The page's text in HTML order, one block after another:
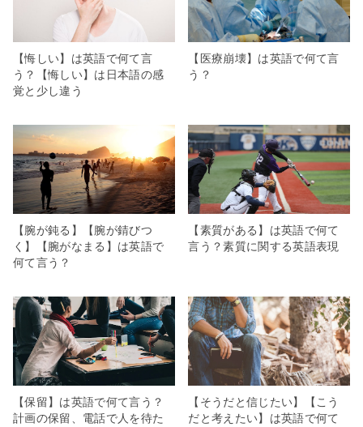
【悔しい】は英語で何て言
う？【悔しい】は日本語の感
覚と少し違う
【医療崩壊】は英語で何て言
う？
【腕が鈍る】【腕が錆びつ
く】【腕がなまる】は英語で
何て言う？
【素質がある】は英語で何て
言う？素質に関する英語表現
【保留】は英語で何て言う？
計画の保留、電話で人を待た
【そうだと信じたい】【こう
だと考えたい】は英語で何て